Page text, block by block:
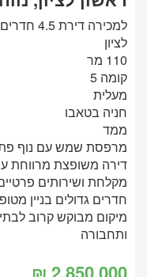
למכירה
לציון
110 מר
קומה 5
מעלית
חניה בטאבו
ממד
מרפסת שמש עם נוף
דירה משופצת מרווחת
מקלחת ושירותים
חדרים גדולים בניין
מיקום מבוקש קרוב
ותחבורה